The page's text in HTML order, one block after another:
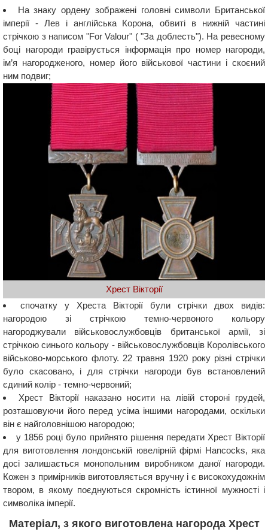
На знаку ордену зображені головні символи Британської
імперії - Лев і англійська Корона, обвиті в нижній частині
стрічкою з написом "For Valour" ( "За доблесть"). На ревесному
боці нагороди гравірується інформація про номер нагороди,
ім’я нагородженого, номер його військової частини і скоєний
ним подвиг;
Хрест Вікторії
спочатку у Хреста Вікторії були стрічки двох видів:
нагородою зі стрічкою темно-червоного кольору
нагороджували військовослужбовців британської армії, зі
стрічкою синього кольору - військовослужбовців Королівського
військово-морського флоту. 22 травня 1920 року різні стрічки
було скасовано, і для стрічки нагороди був встановлений
єдиний колір - темно-червоний;
Хрест Вікторії наказано носити на лівій стороні грудей,
розташовуючи його перед усіма іншими нагородами, оскільки
він є найголовнішою нагородою;
у 1856 році було прийнято рішення передати Хрест Вікторії
для виготовлення лондонській ювелірній фірмі Hancocks, яка
досі залишається монопольним виробником даної нагороди.
Кожен з примірників виготовляється вручну і є високохудожнім
твором, в якому поєднуються скромність істинної мужності і
символіка імперії.
Матеріал, з якого виготовлена ​​нагорода Хрест